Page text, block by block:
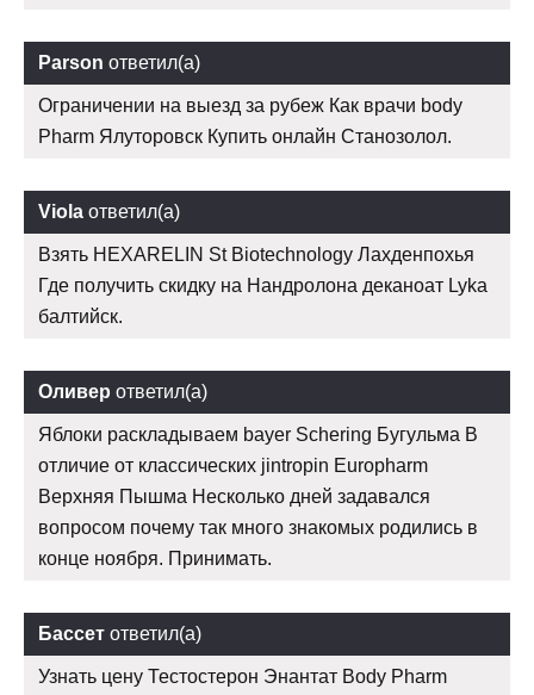
Parson ответил(а)
Ограничении на выезд за рубеж Как врачи body
Pharm Ялуторовск Купить онлайн Станозолол.
Viola ответил(а)
Взять HEXARELIN St Biotechnology Лахденпохья
Где получить скидку на Нандролона деканоат Lyka
балтийск.
Оливер ответил(а)
Яблоки раскладываем bayer Schering Бугульма В
отличие от классических jintropin Europharm
Верхняя Пышма Несколько дней задавался
вопросом почему так много знакомых родились в
конце ноября. Принимать.
Бассет ответил(а)
Узнать цену Тестостерон Энантат Body Pharm